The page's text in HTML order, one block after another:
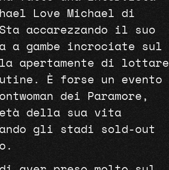
Love Michael di
accarezzando il suo
a gambe incrociate sul
apertamente di lottare
È forse un evento
dei Paramore,
della sua vita
gli stadi sold-out